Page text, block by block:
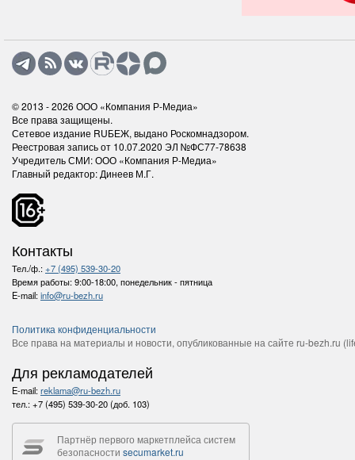
© 2013 - 2026 ООО «Компания Р-Медиа»
Все права защищены.
Сетевое издание RUБЕЖ, выдано Роскомнадзором.
Реестровая запись от 10.07.2020 ЭЛ №ФС77-78638
Учредитель СМИ: ООО «Компания Р-Медиа»
Главный редактор: Динеев М.Г.
Контакты
Тел./ф.:+7 (495) 539-30-20
Время работы:9:00-18:00, понедельник - пятница
E-mail:info@ru-bezh.ru
Политика конфиденциальности
Все права на материалы и новости, опубликованные на сайте ru-bezh.ru
Для рекламодателей
E-mail:reklama@ru-bezh.ru
тел.:+7 (495) 539-30-20 (доб. 103)
Партнёр первого маркетплейса систем
безопасности secumarket.ru